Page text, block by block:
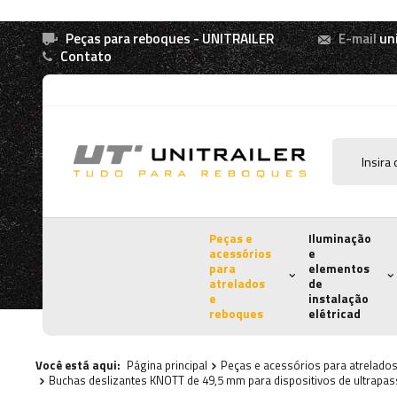
Peças para reboques - UNITRAILER E-mail
Contato
Peças e
acessórios
para
atrelados
e
reboques
Iluminação
e
elementos
de
instalação
elétricad
Você está aqui: Página principal
Peças e acessórios para
Buchas deslizantes KNOTT de 49,5 mm para dispositivos de